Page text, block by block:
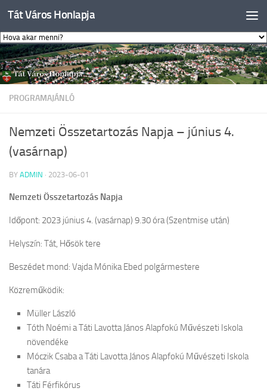
Skip to content
Tát Város Honlapja
PROGRAMAJÁNLÓ
Nemzeti Összetartozás Napja – június 4.
(vasárnap)
BY ADMIN · 2023-06-01
Nemzeti Összetartozás Napja
Időpont: 2023 június 4. (vasárnap) 9.30 óra (Szentmise után)
Helyszín: Tát, Hősök tere
Beszédet mond: Vajda Mónika Ebed polgármestere
Közreműködik:
Müller László
Tóth Noémi a Táti Lavotta János Alapfokú Művészeti Iskola
növendéke
Móczik Csaba a Táti Lavotta János Alapfokú Művészeti Iskola
tanára
Táti Férfikórus